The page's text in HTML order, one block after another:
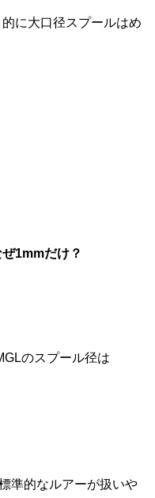
に大口径スプールはめ
1mmだけ？
のスプール径は
準的なルアーが扱いや